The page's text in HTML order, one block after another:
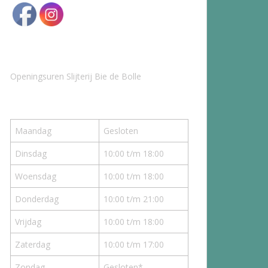
Openingsuren Slijterij Bie de Bolle
Maandag
Gesloten
Dinsdag
10:00 t/m 18:00
Woensdag
10:00 t/m 18:00
Donderdag
10:00 t/m 21:00
Vrijdag
10:00 t/m 18:00
Zaterdag
10:00 t/m 17:00